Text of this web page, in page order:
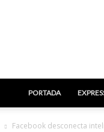
PORTADA
Facebook desconecta